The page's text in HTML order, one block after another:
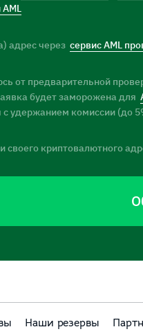
адрес через сервис AML
от предварительной
будет заморожена для
удержанием комиссии (до
своего криптовалютного
Наши резервы